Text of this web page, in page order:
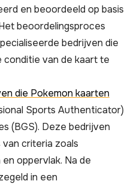
en beoordeeld op basis
beoordelingsproces
bedrijven die
conditie van de kaart te
die Pokemon kaarten
Sports Authenticator)
(BGS). Deze bedrijven
criteria zoals
oppervlak. Na de
in een